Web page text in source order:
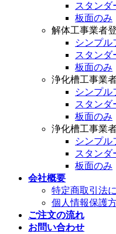
スタンダ
板面のみ
解体工事業者
シンプル
スタンダ
板面のみ
浄化槽工事業
シンプル
スタンダ
板面のみ
浄化槽工事業
シンプル
スタンダ
板面のみ
会社概要
特定商取引法
個人情報保護
ご注文の流れ
お問い合わせ